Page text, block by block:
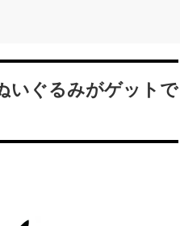
いぐるみがゲットで